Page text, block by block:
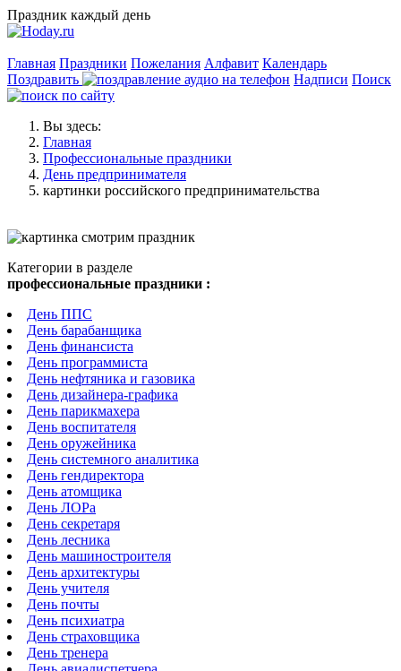
Праздник каждый день
Главная Праздники Пожелания Алфавит Календарь
Поздравить
Надписи Поиск
Вы здесь:
Главная
Профессиональные праздники
День предпринимателя
картинки российского предпринимательства
Категории в разделе
профессиональные праздники :
День ППС
День барабанщика
День финансиста
День программиста
День нефтяника и газовика
День дизайнера-графика
День парикмахера
День воспитателя
День оружейника
День системного аналитика
День гендиректора
День атомщика
День ЛОРа
День секретаря
День лесника
День машиностроителя
День архитектуры
День учителя
День почты
День психиатра
День страховщика
День тренера